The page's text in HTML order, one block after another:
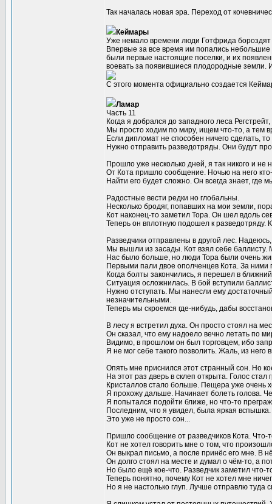
Так началась новая эра. Переход от
Кеймары
Уже немало времени люди Готфрида
Впервые за все время им попались
были первые настоящие поселки, и их
воевать за появившиеся плодородные земли.
С этого момента официально создается
Ламар
Часть 11
Когда я добрался до западного леса
Мы просто ходим по миру, ищем что-то, а тем
Если дипломат не способен ничего сделать,
Нужно отправить разведотряды. Они будут
Прошло уже несколько дней, я так никого и не
От Кота пришло сообщение. Ночью на него
Найти его будет сложно. Он всегда знает, где
Радостные вести редки но глобальны.
Несколько бродяг, попавших на мои земли,
Кот наконец-то заметил Тора. Он шел вдоль
Теперь он вплотную подошел к разведотряду.
Разведчики отправлены в другой лес. Надеюсь,
Мы вышли из засады. Кот взял себе баллисту.
Нас было больше, но люди Тора были очень
Первыми пали двое ополченцев Кота. За
Когда болты закончились, я перешел в
Ситуация осложнилась. В бой вступили
Нужно отступать. Мы нанесли ему
незначительными.
Теперь мы скроемся где-нибудь, дабы
В лесу я встретил духа. Он просто стоял на
Он сказал, что ему надоело вечно летать по
Видимо, в прошлом он был торговцем, ибо
Я не мог себе такого позволить. Жаль, из
Опять мне приснился этот странный сон. Но
На этот раз дверь в склеп открыта. Голос
Кристаллов стало больше. Пещера уже очень
Я прохожу дальше. Начинает болеть голова.
Я попытался подойти ближе, но что-то
Последним, что я увидел, была яркая
Это уже не просто сон...
Пришло сообщение от разведчиков Кота. Что-
Кот не хотел говорить мне о том, что
Он выкрал письмо, а после принёс его мне. В
Он долго стоял на месте и думал о чём-то, а
Но было ещё кое-что. Разведчик заметил что-
Теперь понятно, почему Кот не хотел мне
Но я не настолько глуп. Лучше отправлю туда